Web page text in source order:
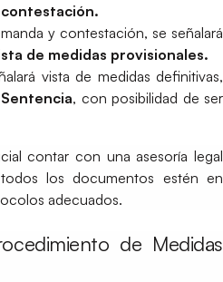
y contestación, se señalará
de medidas provisionales.
vista de medidas definitivas,
, con posibilidad de ser
contar con una asesoría legal
los documentos estén en
adecuados.
de Medidas